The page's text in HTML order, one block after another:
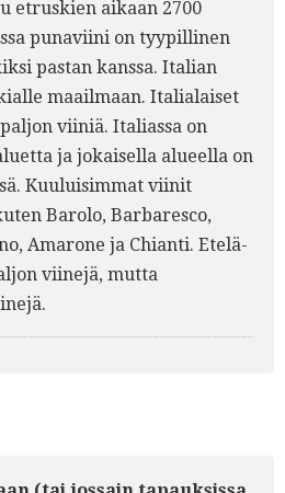
etruskien aikaan 2700
punaviini on tyypillinen
pastan kanssa. Italian
maailmaan. Italialaiset
viiniä. Italiassa on
ja jokaisella alueella on
Kuuluisimmat viinit
Barolo, Barbaresco,
Amarone ja Chianti. Etelä-
viinejä, mutta